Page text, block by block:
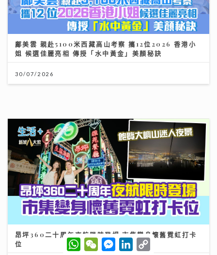
鄺美雲 親赴5100米西藏高山考察 攜12位2026 香港小
姐 候選佳麗亮相 傳授「水中黃金」美顏秘訣
30/07/2026
昂坪360二十周年夜航限時登場 市集變身懷舊霓虹打卡
位
25/07/2026
W
h
W
e
M
e
L
C